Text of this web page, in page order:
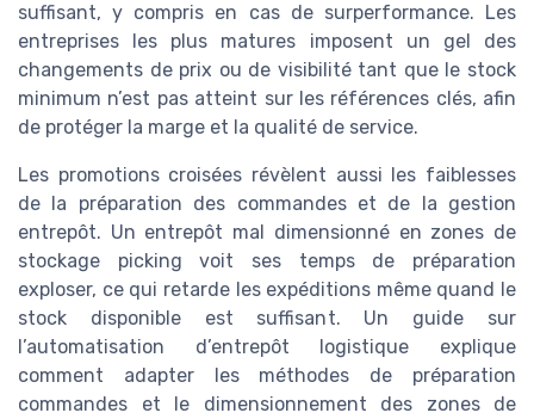
suffisant, y compris en cas de surperformance. Les
entreprises les plus matures imposent un gel des
changements de prix ou de visibilité tant que le stock
minimum n’est pas atteint sur les références clés, afin
de protéger la marge et la qualité de service.
Les promotions croisées révèlent aussi les faiblesses
de la préparation des commandes et de la gestion
entrepôt. Un entrepôt mal dimensionné en zones de
stockage picking voit ses temps de préparation
exploser, ce qui retarde les expéditions même quand le
stock disponible est suffisant. Un guide sur
l’automatisation d’entrepôt logistique explique
comment adapter les méthodes de préparation
commandes et le dimensionnement des zones de